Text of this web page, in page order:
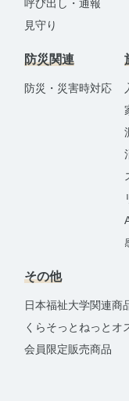
呼び出し・通報
見守り
防災関連
防災・災害時対応
その他
日本福祉大学関連商
くらそっとねっとオ
会員限定販売商品